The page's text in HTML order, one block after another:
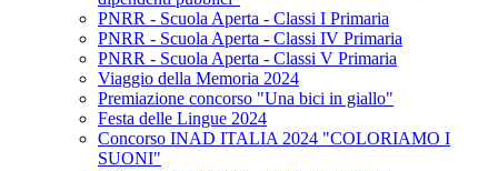
PNRR - Scuola Aperta - Classi I Primaria
PNRR - Scuola Aperta - Classi IV Primaria
PNRR - Scuola Aperta - Classi V Primaria
Viaggio della Memoria 2024
Premiazione concorso "Una bici in giallo"
Festa delle Lingue 2024
Concorso INAD ITALIA 2024 "COLORIAMO I
SUONI"